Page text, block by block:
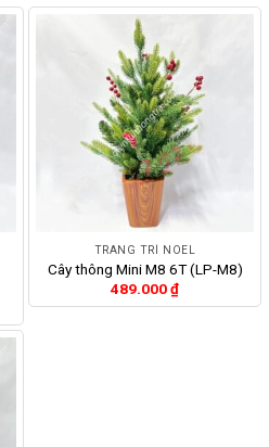
TRANG TRÍ NOEL
Cây thông Mini M8 6T (LP-M8)
489.000₫